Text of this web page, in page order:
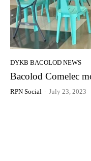
DYKB BACOLOD NEWS
Bacolod Comelec
RPN Social - July 23, 2023